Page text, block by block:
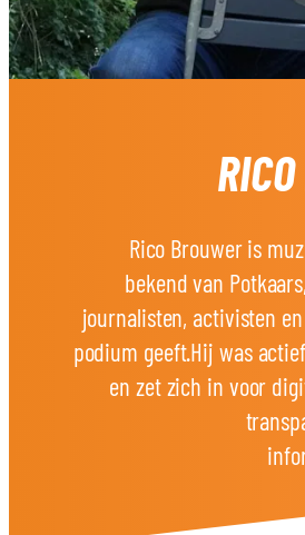
Rico Brouwer is
bekend van
journalisten, activisten
podium geeft.Hij was
en zet zich in voor